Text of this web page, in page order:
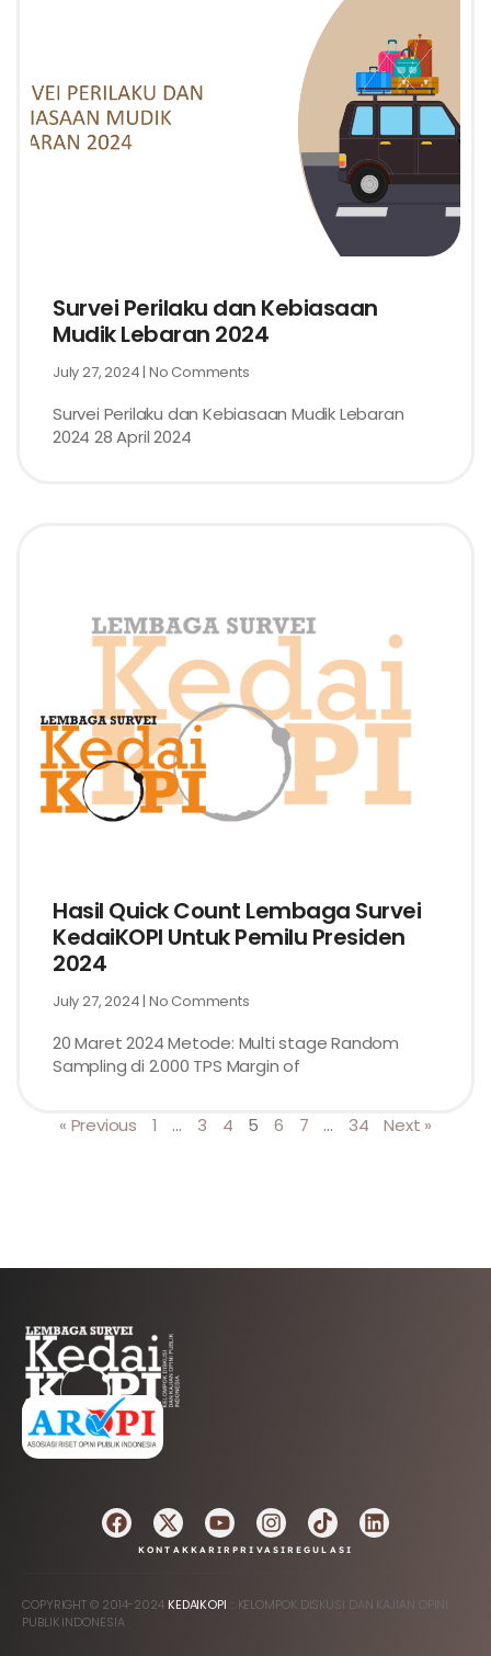
Survei Perilaku dan Kebiasaan
Mudik Lebaran 2024
July 27, 2024 No Comments
Survei Perilaku dan Kebiasaan Mudik Lebaran
2024 28 April 2024
Hasil Quick Count Lembaga Survei
KedaiKOPI Untuk Pemilu Presiden
2024
July 27, 2024 No Comments
20 Maret 2024 Metode: Multi stage Random
Sampling di 2.000 TPS Margin of
« Previous 1 … 3 4 5 6 7 … 34 Next »
AFILIASI
KONTAK KARIRPRIVASI REGULASI
COPYRIGHT © 2014-2024 KEDAIKOPI :: KELOMPOK DISKUSI DAN KAJIAN OPINI
PUBLIK INDONESIA